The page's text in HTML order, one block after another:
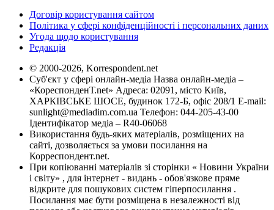
Договір користування сайтом
Політика у сфері конфіденційності і персональних даних
Угода щодо користування
Редакція
© 2000-2026, Korrespondent.net
Суб'єкт у сфері онлайн-медіа Назва онлайн-медіа –
«КореспонденТ.net» Адреса: 02091, місто Київ,
ХАРКІВСЬКЕ ШОСЕ, будинок 172-Б, офіс 208/1 E-mail:
sunlight@mediadim.com.ua Телефон: 044-205-43-00
Ідентифікатор медіа – R40-06068
Використання будь-яких матеріалів, розміщених на
сайті, дозволяється за умови посилання на
Корреспондент.net.
При копіюванні матеріалів зі сторінки « Новини України
і світу» , для інтернет - видань - обов'язкове пряме
відкрите для пошукових систем гіперпосилання .
Посилання має бути розміщена в незалежності від